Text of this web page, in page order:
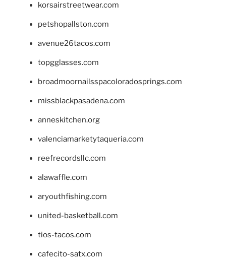
korsairstreetwear.com
petshopallston.com
avenue26tacos.com
topgglasses.com
broadmoornailsspacoloradosprings.com
missblackpasadena.com
anneskitchen.org
valenciamarketytaqueria.com
reefrecordsllc.com
alawaffle.com
aryouthfishing.com
united-basketball.com
tios-tacos.com
cafecito-satx.com